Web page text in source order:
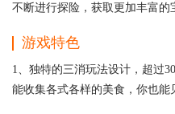
不断进行探险，获取更加丰富的
游戏特色
1、独特的三消玩法设计，超过
能收集各式各样的美食，你也能